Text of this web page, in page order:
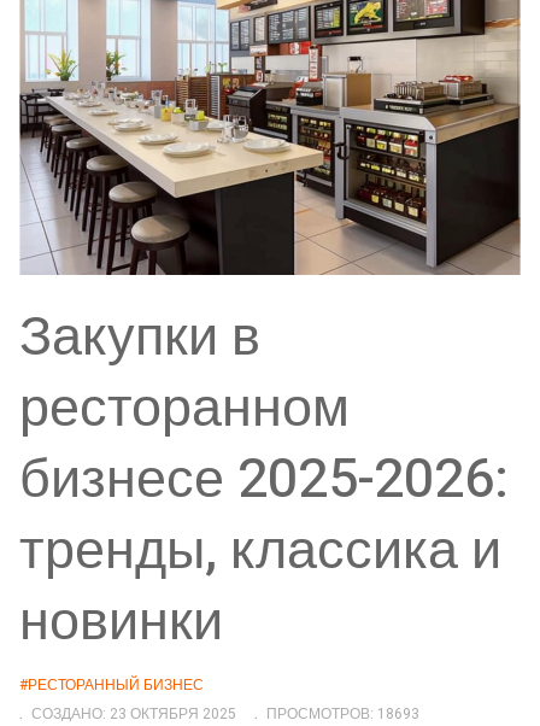
Закупки в
ресторанном
бизнесе 2025-2026:
тренды, классика и
новинки
#РЕСТОРАННЫЙ БИЗНЕС
СОЗДАНО: 23 ОКТЯБРЯ 2025
ПРОСМОТРОВ: 18693